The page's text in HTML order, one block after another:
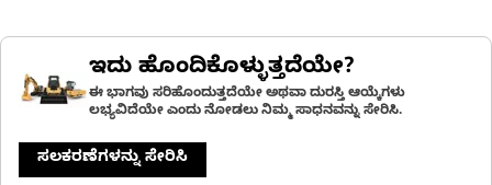
ಇದು ಹೊಂದಿಕೊಳ್ಳುತ್ತದೆಯೇ?
ಈ ಭಾಗವು ಸರಿಹೊಂದುತ್ತದೆಯೇ ಅಥವಾ ದುರಸ್ತಿ ಆಯ್ಕೆಗಳು
ಲಭ್ಯವಿದೆಯೇ ಎಂದು ನೋಡಲು ನಿಮ್ಮ ಸಾಧನವನ್ನು ಸೇರಿಸಿ.
ಸಲಕರಣೆಗಳನ್ನು ಸೇರಿಸಿ